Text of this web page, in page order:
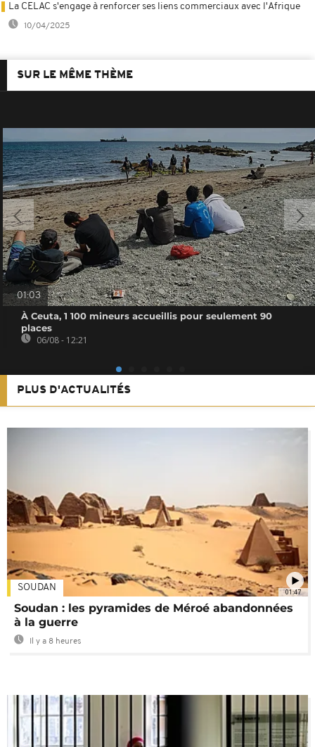
La CELAC s'engage à renforcer ses liens commerciaux avec l'Afrique
10/04/2025
SUR LE MÊME THÈME
01:03
À Ceuta, 1 100 mineurs accueillis pour seulement 90
places
06/08 - 12:21
PLUS D'ACTUALITÉS
01:47
SOUDAN
Soudan : les pyramides de Méroé abandonnées
à la guerre
Il y a 8 heures